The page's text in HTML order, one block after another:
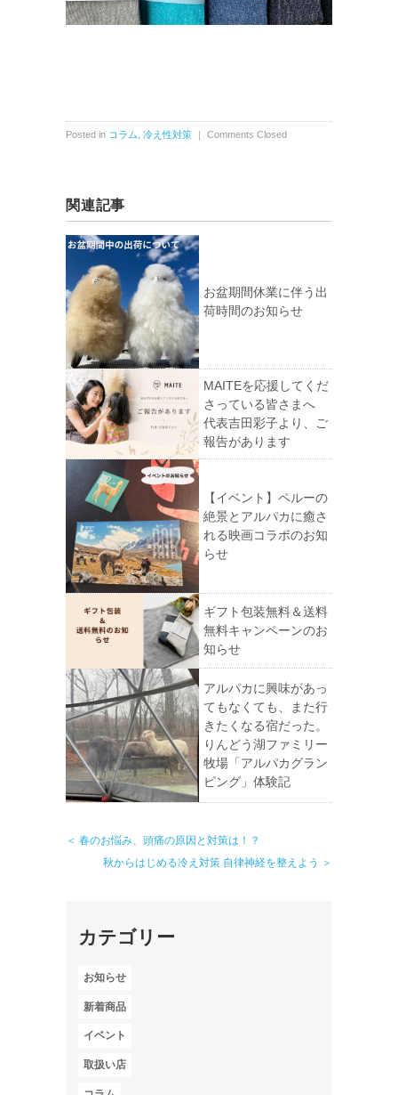
Posted in コラム 冷え性対策 Comments Closed
関連記事
お盆期間休業に伴う出
荷時間のお知らせ
MAITEを応援してくだ
さっている皆さまへ
代表吉田彩子より、ご
報告があります
【イベント】ペルーの
絶景とアルパカに癒さ
れる映画コラボのお知
らせ
ギフト包装無料＆送料
無料キャンペーンのお
知らせ
アルパカに興味があっ
てもなくても、また行
きたくなる宿だった。
りんどう湖ファミリー
牧場「アルパカグラン
ピング」体験記
＜ 春のお悩み、頭痛の原因と対策は！？
秋からはじめる冷え対策 自律神経を整えよう ＞
カテゴリー
お知らせ
新着商品
イベント
取扱い店